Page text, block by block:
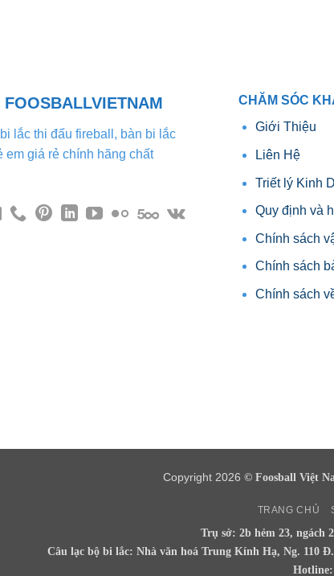
lắc thi đấu fireball, bàn bi lắc
em giá rẻ chính hãng chất
CHĂM SÓC
Giới Thiệu
Liên Hệ
Triết lý Kinh
Quy định và
Chính sách
Chính sách
Chính sách
Copyright 2026 © Foosball Việt
TRANG CHỦ
Trụ sở: 2b hẻm 23, ngách
Câu lạc bộ bi lắc: Nhà văn hoá Trung Kính Hạ, Ng. 110
Hotline: